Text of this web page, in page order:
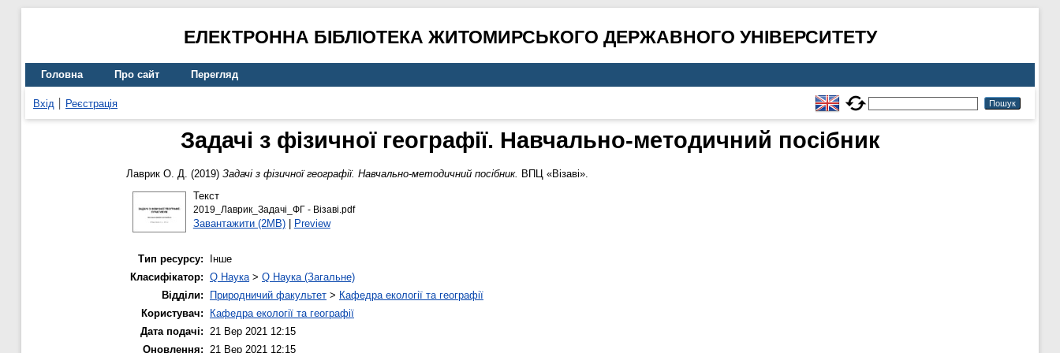
ЕЛЕКТРОННА БІБЛІОТЕКА ЖИТОМИРСЬКОГО ДЕРЖАВНОГО УНІВЕРСИТЕТУ
Головна Про сайт Перегляд
Вхід Реєстрація
Задачі з фізичної географії. Навчально-методичний посібник
Лаврик О. Д. (2019) Задачі з фізичної географії. Навчально-методичний посібник. ВПЦ «Візаві».
Текст
2019_Лаврик_Задачі_ФГ - Візаві.pdf
Завантажити (2MB)| Preview
Тип ресурсу:
Інше
Класифікатор: Q Наука> Q Наука (Загальне)
Відділи:
Природничий факультет > Кафедра екології та географії
Користувач:
Кафедра екології та географії
Дата подачі: 21 Вер 2021 12:15
Оновлення: 21 Вер 2021 12:15